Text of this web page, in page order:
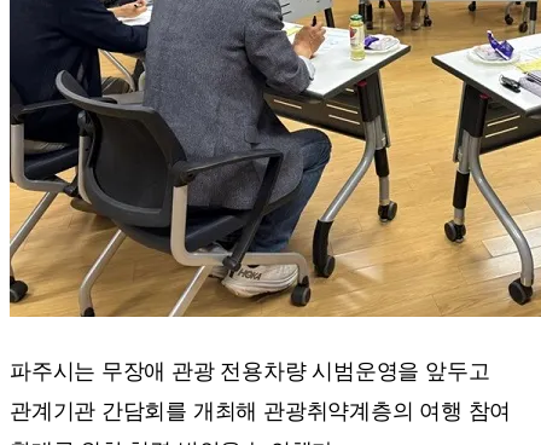
파주시는 무장애 관광 전용차량 시범운영을 앞두고
관계기관 간담회를 개최해 관광취약계층의 여행 참여